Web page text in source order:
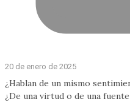
20 de enero de 2025
¿Hablan de un mismo
¿De una virtud o de una